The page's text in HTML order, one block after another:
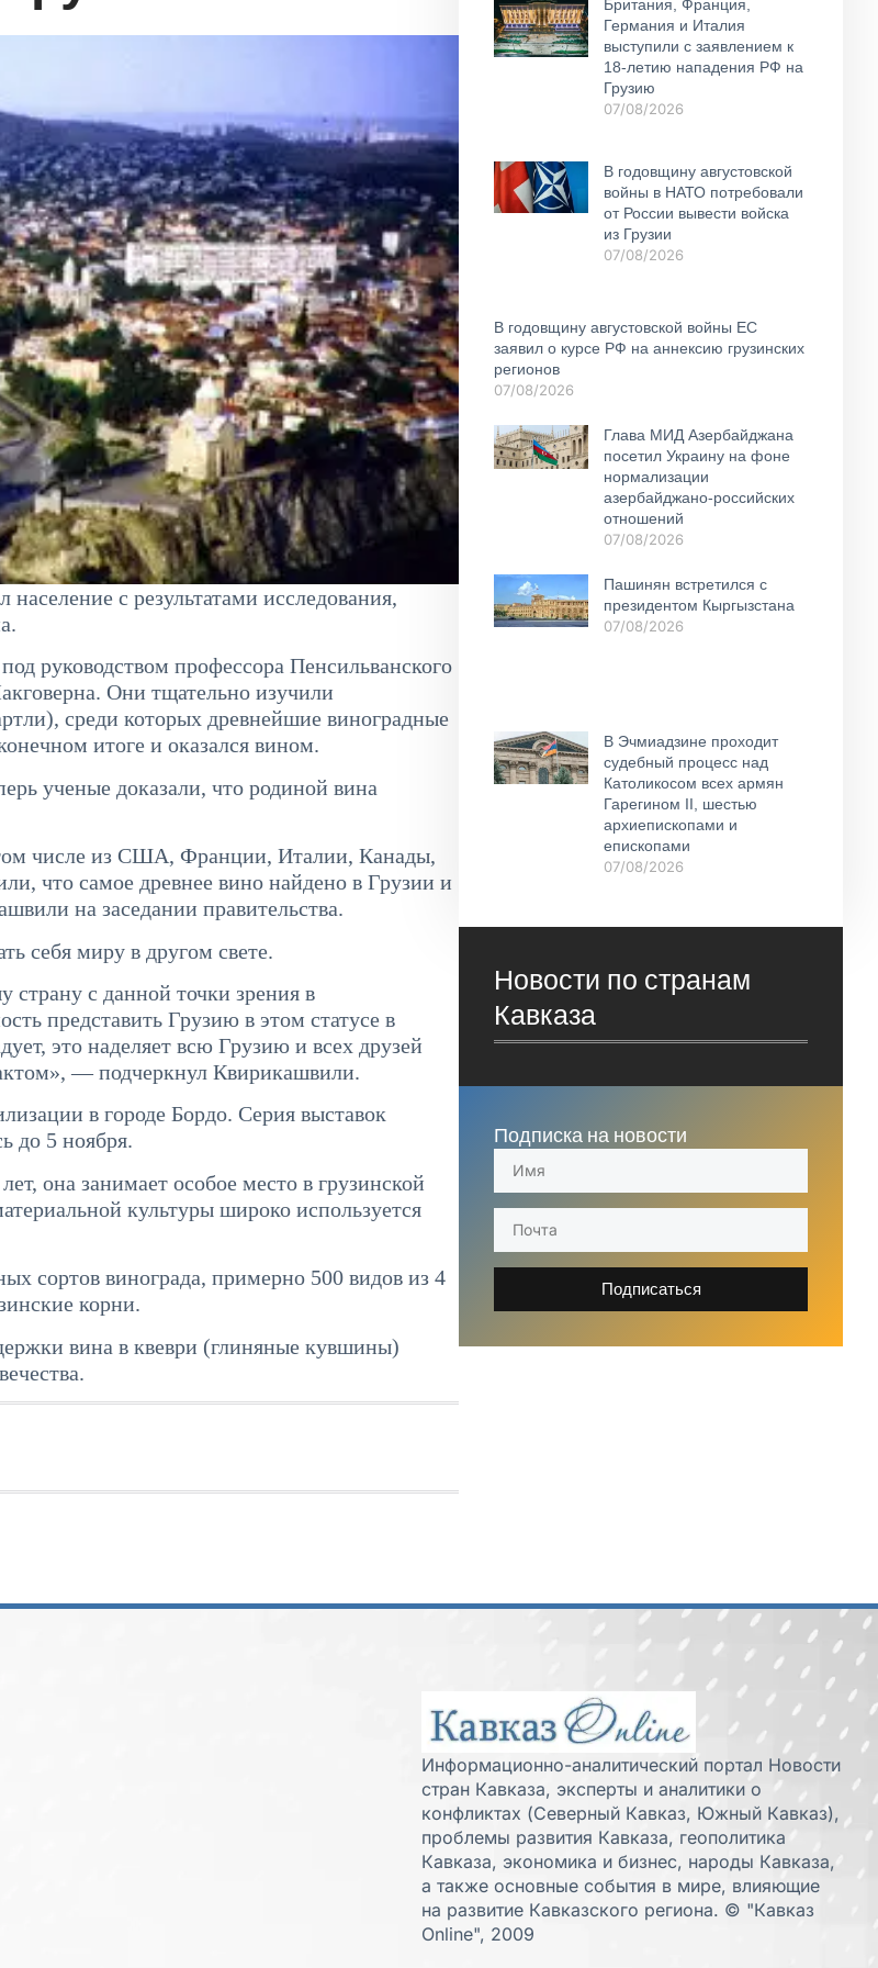
с результатами исследования,
руководством профессора Пенсильванского
Они тщательно изучили
среди которых древнейшие виноградные
итоге и оказался вином.
ученые доказали, что родиной вина
числе из США, Франции, Италии, Канады,
что самое древнее вино найдено в Грузии и
на заседании правительства.
себя миру в другом свете.
страну с данной точки зрения в
представить Грузию в этом статусе в
это наделяет всю Грузию и всех друзей
— подчеркнул Квирикашвили.
в городе Бордо. Серия выставок
до 5 ноября.
она занимает особое место в грузинской
культуры широко используется
сортов винограда, примерно 500 видов из 4
корни.
вина в квеври (глиняные кувшины)
Британия, Франция,
Германия и Италия
выступили с заявлением к
18-летию нападения РФ на
Грузию
07/08/2026
В годовщину августовской
войны в НАТО потребовали
от России вывести войска
из Грузии
07/08/2026
В годовщину августовской войны ЕС
заявил о курсе РФ на аннексию грузинских
регионов
07/08/2026
Глава МИД Азербайджана
посетил Украину на фоне
нормализации
азербайджано-российских
отношений
07/08/2026
Пашинян встретился с
президентом Кыргызстана
07/08/2026
В Эчмиадзине проходит
судебный процесс над
Католикосом всех армян
Гарегином II, шестью
архиепископами и
епископами
07/08/2026
Новости по странам
Кавказа
Подписка на новости
Подписаться
Информационно-аналитический портал Новости
стран Кавказа, эксперты и аналитики о
конфликтах (Северный Кавказ, Южный Кавказ),
проблемы развития Кавказа, геополитика
Кавказа, экономика и бизнес, народы Кавказа,
а также основные события в мире, влияющие
на развитие Кавказского региона. © "Кавказ
Online", 2009